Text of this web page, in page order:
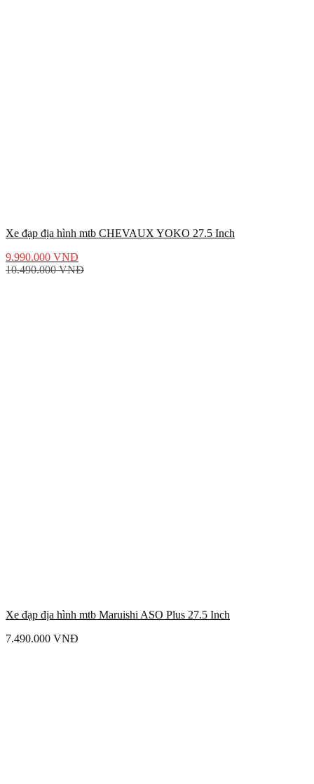
Xe đạp địa hình mtb CHEVAUX YOKO 27.5 Inch
9.990.000 VNĐ
10.490.000VNĐ
Xe đạp địa hình mtb Maruishi ASO Plus 27.5 Inch
7.490.000 VNĐ